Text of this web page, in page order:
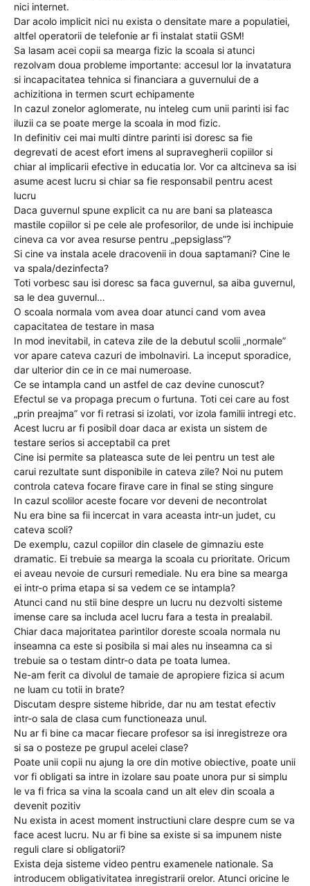
nici internet.
Dar acolo implicit nici nu exista o densitate mare a populatiei,
altfel operatorii de telefonie ar fi instalat statii GSM!
Sa lasam acei copii sa mearga fizic la scoala si atunci
rezolvam doua probleme importante: accesul lor la invatatura
si incapacitatea tehnica si financiara a guvernului de a
achizitiona in termen scurt echipamente
In cazul zonelor aglomerate, nu inteleg cum unii parinti isi fac
iluzii ca se poate merge la scoala in mod fizic.
In definitiv cei mai multi dintre parinti isi doresc sa fie
degrevati de acest efort imens al supravegherii copiilor si
chiar al implicarii efective in educatia lor. Vor ca altcineva sa isi
asume acest lucru si chiar sa fie responsabil pentru acest
lucru
Daca guvernul spune explicit ca nu are bani sa plateasca
mastile copiilor si pe cele ale profesorilor, de unde isi inchipuie
cineva ca vor avea resurse pentru „pepsiglass”?
Si cine va instala acele dracovenii in doua saptamani? Cine le
va spala/dezinfecta?
Toti vorbesc sau isi doresc sa faca guvernul, sa aiba guvernul,
sa le dea guvernul…
O scoala normala vom avea doar atunci cand vom avea
capacitatea de testare in masa
In mod inevitabil, in cateva zile de la debutul scolii „normale”
vor apare cateva cazuri de imbolnaviri. La inceput sporadice,
dar ulterior din ce in ce mai numeroase.
Ce se intampla cand un astfel de caz devine cunoscut?
Efectul se va propaga precum o furtuna. Toti cei care au fost
„prin preajma” vor fi retrasi si izolati, vor izola familii intregi etc.
Acest lucru ar fi posibil doar daca ar exista un sistem de
testare serios si acceptabil ca pret
Cine isi permite sa plateasca sute de lei pentru un test ale
carui rezultate sunt disponibile in cateva zile? Noi nu putem
controla cateva focare firave care in final se sting singure
In cazul scolilor aceste focare vor deveni de necontrolat
Nu era bine sa fii incercat in vara aceasta intr-un judet, cu
cateva scoli?
De exemplu, cazul copiilor din clasele de gimnaziu este
dramatic. Ei trebuie sa mearga la scoala cu prioritate. Oricum
ei aveau nevoie de cursuri remediale. Nu era bine sa mearga
ei intr-o prima etapa si sa vedem ce se intampla?
Atunci cand nu stii bine despre un lucru nu dezvolti sisteme
imense care sa includa acel lucru fara a testa in prealabil.
Chiar daca majoritatea parintilor doreste scoala normala nu
inseamna ca este si posibila si mai ales nu inseamna ca si
trebuie sa o testam dintr-o data pe toata lumea.
Ne-am ferit ca divolul de tamaie de apropiere fizica si acum
ne luam cu totii in brate?
Discutam despre sisteme hibride, dar nu am testat efectiv
intr-o sala de clasa cum functioneaza unul.
Nu ar fi bine ca macar fiecare profesor sa isi inregistreze ora
si sa o posteze pe grupul acelei clase?
Poate unii copii nu ajung la ore din motive obiective, poate unii
vor fi obligati sa intre in izolare sau poate unora pur si simplu
le va fi frica sa vina la scoala cand un alt elev din scoala a
devenit pozitiv
Nu exista in acest moment instructiuni clare despre cum se va
face acest lucru. Nu ar fi bine sa existe si sa impunem niste
reguli clare si obligatorii?
Exista deja sisteme video pentru examenele nationale. Sa
introducem obligativitatea inregistrarii orelor. Atunci oricine le